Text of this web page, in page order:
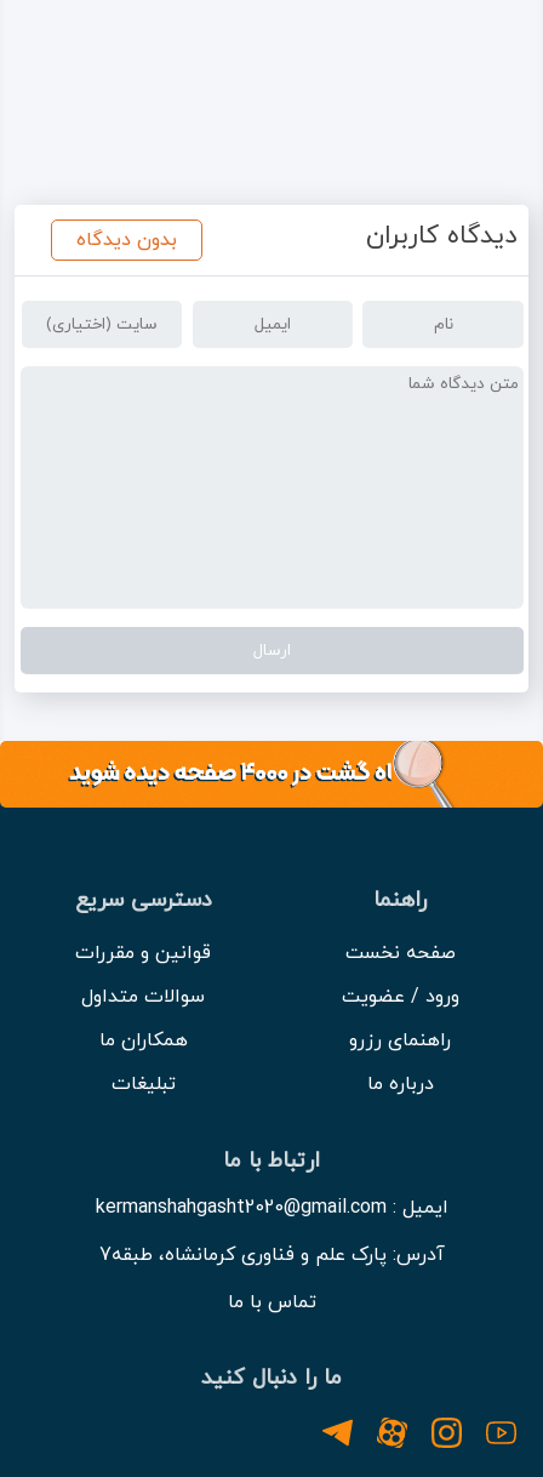
دیدگاه کاربران بدون دیدگاه
راهنما
صفحه نخست
ورود / عضویت
راهنمای رزرو
درباره ما
دسترسی سریع
قوانین و مقررات
سوالات متداول
همکاران ما
تبلیغات
ارتباط با ما
ایمیل : kermanshahgasht2020@gmail.com
آدرس: پارک علم و فناوری کرمانشاه، طبقه7
تماس با ما
ما را دنبال کنید